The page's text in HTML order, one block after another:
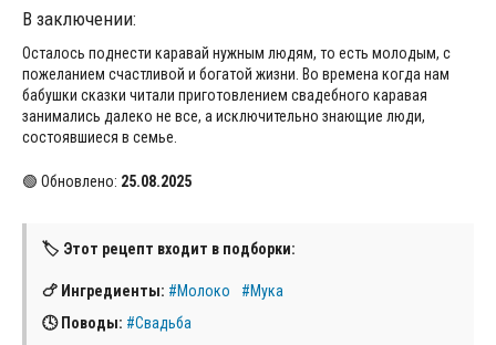
В заключении:
Осталось поднести каравай нужным людям, то есть молодым, с
пожеланием счастливой и богатой жизни. Во времена когда нам
бабушки сказки читали приготовлением свадебного каравая
занимались далеко не все, а исключительно знающие люди,
состоявшиеся в семье.
🟢 Обновлено: 25.08.2025
🏷 Этот рецепт входит в подборки:
🍗 Ингредиенты: #Молоко
#Мука
🕓 Поводы: #Свадьба